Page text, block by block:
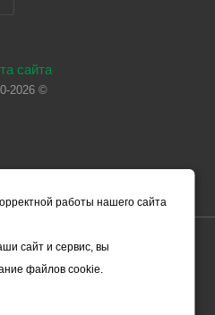
сайта
2026 ©
справочный характер и не
со ст. 435 ГК РФ). Они могут
работы нашего сайта
сайт и сервис, вы
файлов cookie.